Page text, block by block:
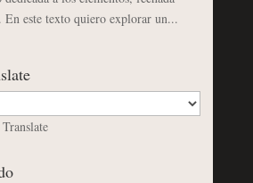
este texto quiero explorar un...
Translate